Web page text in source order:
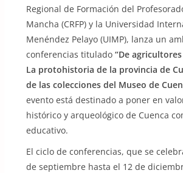
Regional de Formación del
Mancha (CRFP) y la Universidad
Menéndez Pelayo (UIMP), lanza un
conferencias titulado “De
La protohistoria de la provincia de
de las colecciones del Museo de
evento está destinado a poner en
histórico y arqueológico de Cuenca
educativo.
El ciclo de conferencias, que se
de septiembre hasta el 12 de